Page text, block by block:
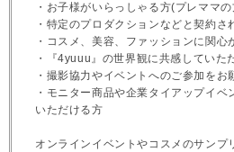
・お子様がいらっしゃる方(プレママ
・特定のプロダクションなどと契約さ
・コスメ、美容、ファッションに関心
・『4yuuu』の世界観に共感していた
・撮影協力やイベントへのご参加をお
・モニター商品や企業タイアップイ
いただける方
オンラインイベントやコスメのサンプ